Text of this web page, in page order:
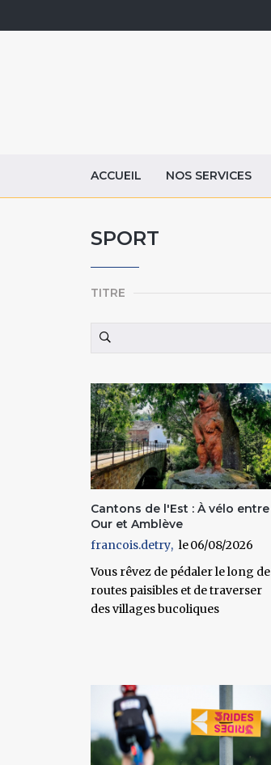
ACCUEIL NOS SERVICES
SPORT
TITRE
Cantons de l'Est : À vélo entre
Our et Amblève
francois.detry
06/08/2026
Vous rêvez de pédaler le long de
routes paisibles et de traverser
des villages bucoliques
Pages